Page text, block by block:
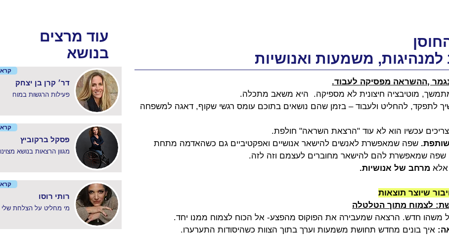
עוד מרצים
בנושא
קרא
דר׳ קרן בן יצחק
פעילות הרגשות במוח
קרא
פסקל ברקוביץ
מגוון הרצאות בנושא
קרא
רותי רוסו
? מי מחליט על הצלחת שלי
משמעות ואנושיות
,ההשראה מפסיקה לעבוד.
מוטיבציה חיצונית לא מספיקה.  היא משאב מתכלה.
לתפקד, להחליט ולעבוד – בזמן שהם נושאים בתוכם עומס רגשי שקוף, דאגה למשפחה
עכשיו הוא לא עוד "הרצאת השראה" חולפת.
שפה שמאפשרת לאנשים להישאר אנושיים ואפקטיביים גם כשהאדמה מתחת
שפה שמאפשרת להם להישאר מחוברים לעצמם וזה לזה.
אלא מרחב של אנושיות.
שיוצר תוצאות
לצמוח מתוך הטלטלה
משהו חדש. הרצאה שמעבירה את הפוקוס מהפצע- אל הכוח לצמוח ממנו יחד.
איך בונים מחדש תחושת משמעות וערך בתוך הצוות כשהיסודות התערערו.